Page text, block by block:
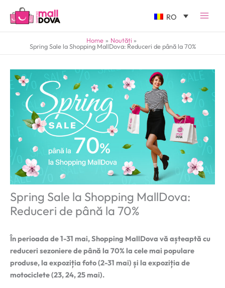
RO
Home Noutăți
Spring Sale la Shopping MallDova: Reduceri de până la 70%
Spring Sale la Shopping MallDova:
Reduceri de până la 70%
În perioada de 1-31 mai, Shopping MallDova vă așteaptă cu
reduceri sezoniere de până la 70% la cele mai populare
produse, la expoziția foto (2-31 mai) și la expoziția de
motociclete (23, 24, 25 mai).